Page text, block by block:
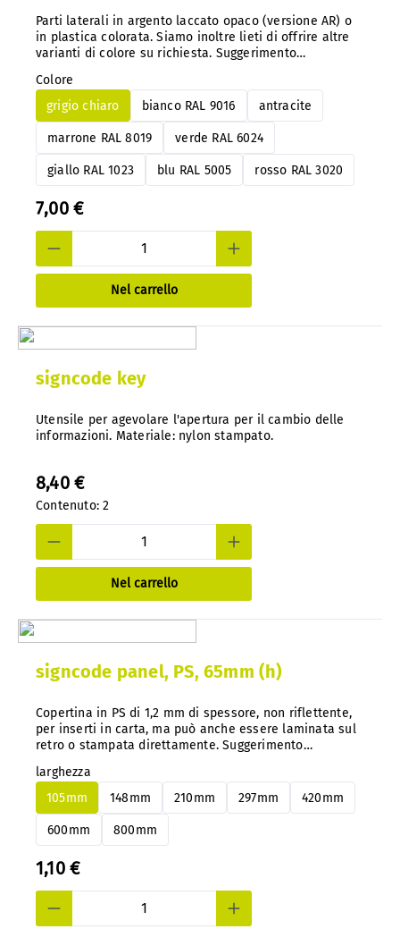
Parti laterali in argento laccato opaco (versione AR) o
in plastica colorata. Siamo inoltre lieti di offrire altre
varianti di colore su richiesta. Suggerimento
modificare facilmente il codice colore in qualsiasi
momento e in un secondo momento, senza doverlo
smontare.
Colore
grigio chiaro
bianco RAL 9016 antracite
marrone RAL 8019 verde RAL 6024
giallo RAL 1023 blu RAL 5005 rosso RAL 3020
7,00 €
Nel carrello
signcode key
Utensile per agevolare l'apertura per il cambio delle
informazioni. Materiale: nylon stampato.
8,40 €
Contenuto:2
Nel carrello
signcode panel, PS, 65mm (h)
Copertina in PS di 1,2 mm di spessore, non riflettente,
per inserti in carta, ma può anche essere laminata sul
retro o stampata direttamente. Suggerimento
facilmente i pannelli in alluminio o PS in qualsiasi
momento e in un secondo momento, senza smontarli.
larghezza
105mm
148mm 210mm 297mm 420mm
600mm 800mm
1,10 €